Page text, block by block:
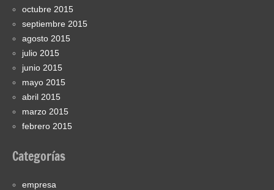
octubre 2015
septiembre 2015
agosto 2015
julio 2015
junio 2015
mayo 2015
abril 2015
marzo 2015
febrero 2015
Categorías
empresa